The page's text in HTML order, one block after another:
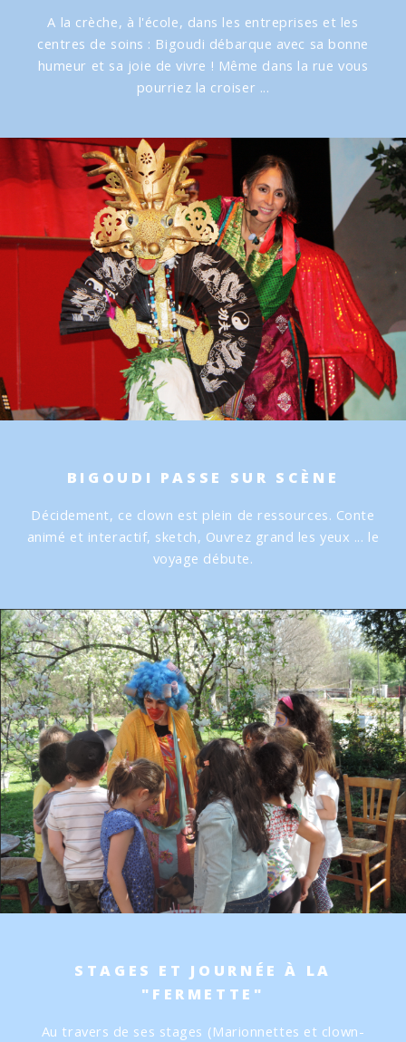
A la crèche, à l'école, dans les entreprises et les
centres de soins : Bigoudi débarque avec sa bonne
humeur et sa joie de vivre ! Même dans la rue vous
pourriez la croiser ...
BIGOUDI PASSE SUR SCÈNE
Décidement, ce clown est plein de ressources. Conte
animé et interactif, sketch, Ouvrez grand les yeux ... le
voyage débute.
STAGES ET JOURNÉE À LA
"FERMETTE"
Au travers de ses stages (Marionnettes et clown-